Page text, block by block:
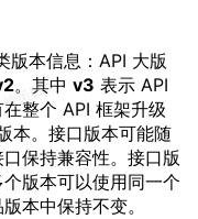
版本信息：API 大版
。其中 v3 表示 API
整个 API 框架升级
本。接口版本可能随
保持兼容性。接口版
版本可以使用同一个
本中保持不变。